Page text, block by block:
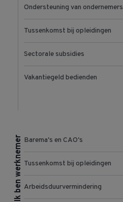
Ondersteuning van ondernemers
Tussenkomst bij opleidingen
Sectorale subsidies
Vakantiegeld bedienden
Ik ben werknemer Barema's en CAO's
Tussenkomst bij opleidingen
Arbeidsduurvermindering